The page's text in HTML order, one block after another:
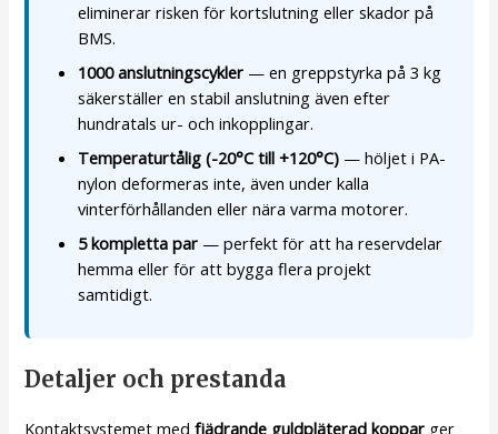
eliminerar risken för kortslutning eller skador på
BMS.
1000 anslutningscykler — en greppstyrka på 3 kg
säkerställer en stabil anslutning även efter
hundratals ur- och inkopplingar.
Temperaturtålig (-20°C till +120°C) — höljet i PA-
nylon deformeras inte, även under kalla
vinterförhållanden eller nära varma motorer.
5 kompletta par — perfekt för att ha reservdelar
hemma eller för att bygga flera projekt
samtidigt.
Detaljer och prestanda
Kontaktsystemet medfjädrande guldpläterad koppar ger